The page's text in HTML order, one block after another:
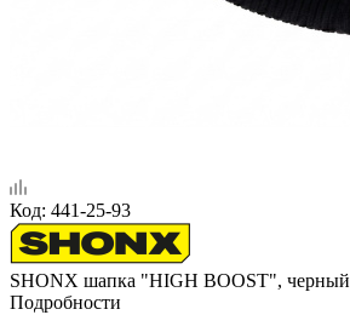
Код: 441-25-93
SHONX шапка "HIGH BOOST", черный
Подробности